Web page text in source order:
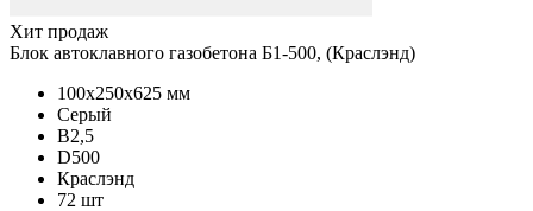
Хит продаж
Блок автоклавного газобетона Б1-500, (Краслэнд)
100x250x625 мм
Серый
B2,5
D500
Краслэнд
72 шт